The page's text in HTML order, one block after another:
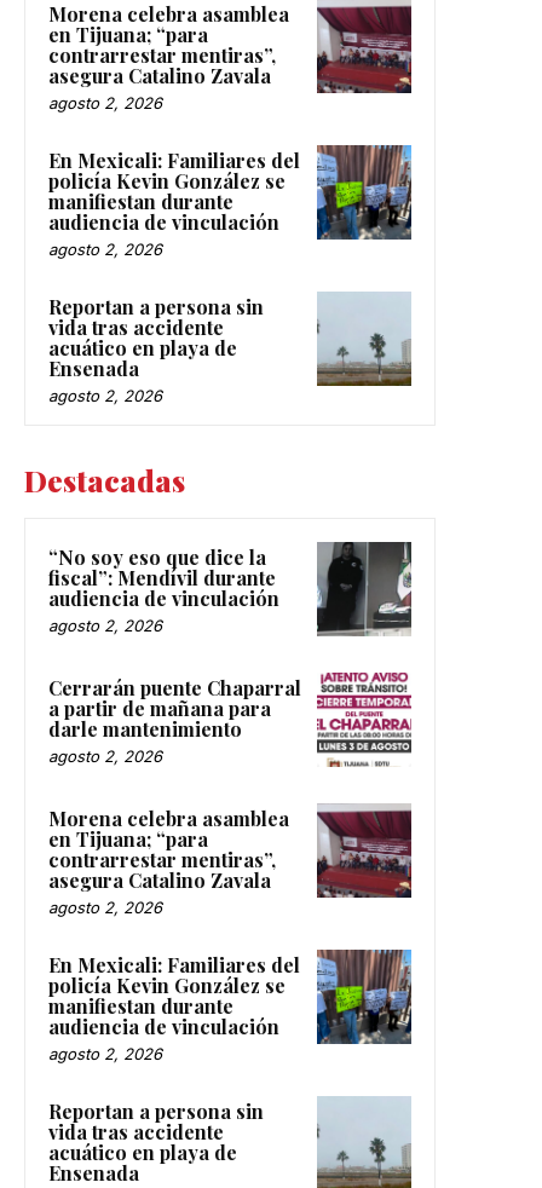
Morena celebra asamblea
en Tijuana; “para
contrarrestar mentiras”,
asegura Catalino Zavala
agosto 2, 2026
En Mexicali: Familiares del
policía Kevin González se
manifiestan durante
audiencia de vinculación
agosto 2, 2026
Reportan a persona sin
vida tras accidente
acuático en playa de
Ensenada
agosto 2, 2026
Destacadas
“No soy eso que dice la
fiscal”: Mendívil durante
audiencia de vinculación
agosto 2, 2026
Cerrarán puente Chaparral
a partir de mañana para
darle mantenimiento
agosto 2, 2026
Morena celebra asamblea
en Tijuana; “para
contrarrestar mentiras”,
asegura Catalino Zavala
agosto 2, 2026
En Mexicali: Familiares del
policía Kevin González se
manifiestan durante
audiencia de vinculación
agosto 2, 2026
Reportan a persona sin
vida tras accidente
acuático en playa de
Ensenada